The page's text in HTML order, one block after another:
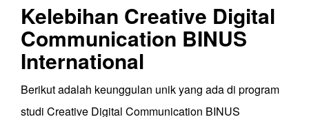
Kelebihan Creative Digital
Communication BINUS
International
Berikut adalah keunggulan unik yang ada di program
studi Creative Digital Communication BINUS